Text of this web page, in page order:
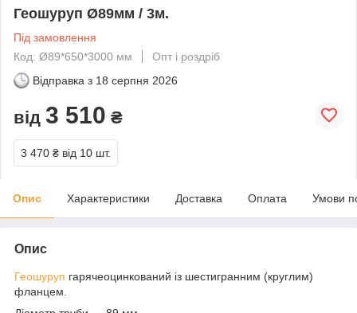
Геошуруп Ø89мм / 3м.
Під замовлення
Код: Ø89*650*3000 мм
Опт і роздріб
Відправка з 18 серпня 2026
від 3 510 ₴
3 470 ₴ від 10 шт.
Опис Характеристики Доставка Оплата Умови
Опис
Геошуруп гарячеоцинкований із шестигранним (круглим)
фланцем.